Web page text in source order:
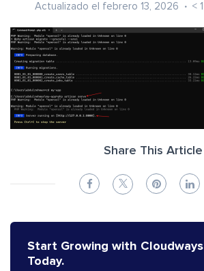
Actualizado el febrero 13, 2026 < 1
Share This Article
Start Growing with Cloudways
Today.